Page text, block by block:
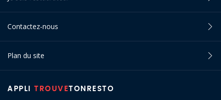
APPLI TROUVETONRESTO
Contactez-nous
Plan du site